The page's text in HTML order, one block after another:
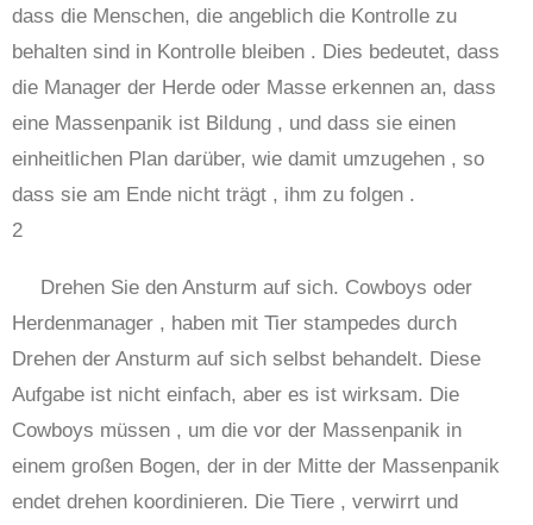
dass die Menschen, die angeblich die Kontrolle zu
behalten sind in Kontrolle bleiben . Dies bedeutet, dass
die Manager der Herde oder Masse erkennen an, dass
eine Massenpanik ist Bildung , und dass sie einen
einheitlichen Plan darüber, wie damit umzugehen , so
dass sie am Ende nicht trägt , ihm zu folgen .
2
Drehen Sie den Ansturm auf sich. Cowboys oder
Herdenmanager , haben mit Tier stampedes durch
Drehen der Ansturm auf sich selbst behandelt. Diese
Aufgabe ist nicht einfach, aber es ist wirksam. Die
Cowboys müssen , um die vor der Massenpanik in
einem großen Bogen, der in der Mitte der Massenpanik
endet drehen koordinieren. Die Tiere , verwirrt und